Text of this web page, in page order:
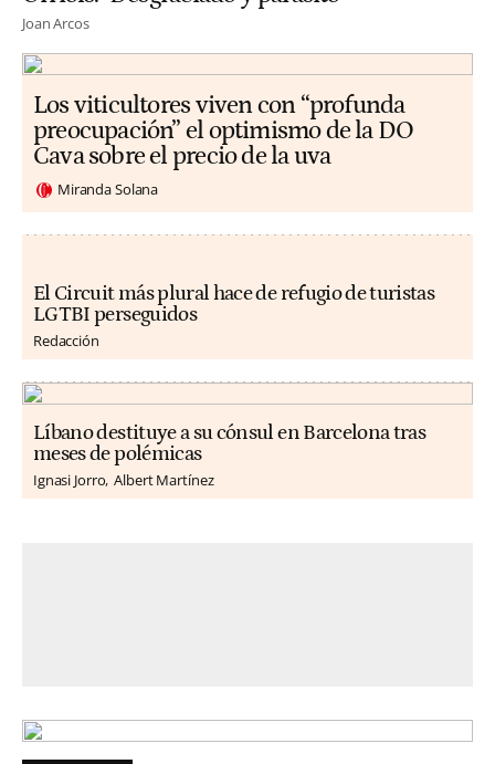
Joan Arcos
Los viticultores viven con “profunda
preocupación” el optimismo de la DO
Cava sobre el precio de la uva
Miranda Solana
El Circuit más plural hace de refugio de turistas
LGTBI perseguidos
Redacción
Líbano destituye a su cónsul en Barcelona tras
meses de polémicas
Ignasi Jorro Albert Martínez